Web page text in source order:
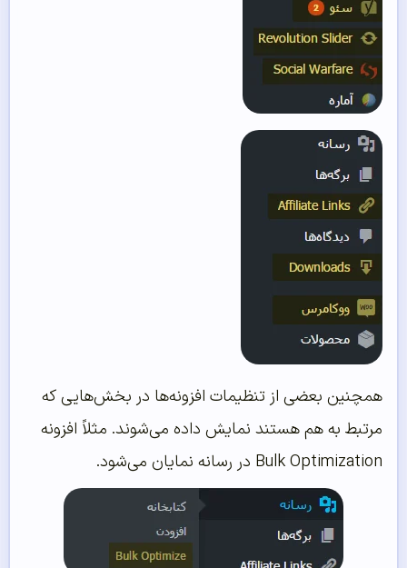
همچنین بعضی از تنظیمات افزونه‌ها در بخش‌هایی که
مرتبط به هم هستند نمایش داده می‌شوند. مثلاً افزونه
Bulk Optimization در رسانه نمایان می‌شود.